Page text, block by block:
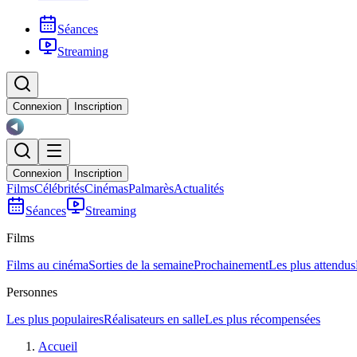
Séances
Streaming
Connexion Inscription
Connexion Inscription
FilmsCélébritésCinémasPalmarèsActualités
Séances
Streaming
Films
Films au cinémaSorties de la semaineProchainementLes plus attendus
Personnes
Les plus populairesRéalisateurs en salleLes plus récompensées
Accueil